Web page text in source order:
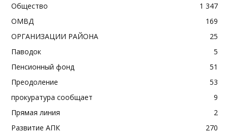
Общество
1 347
ОМВД
169
ОРГАНИЗАЦИИ РАЙОНА
25
Паводок
5
Пенсионный фонд
51
Преодоление
53
прокуратура сообщает
9
Прямая линия
2
Развитие АПК
270